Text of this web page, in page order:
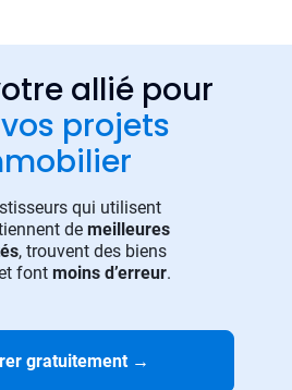
allié pour
projets
qui utilisent
de meilleures
, trouvent des biens
font moins d’erreur.
gratuitement →